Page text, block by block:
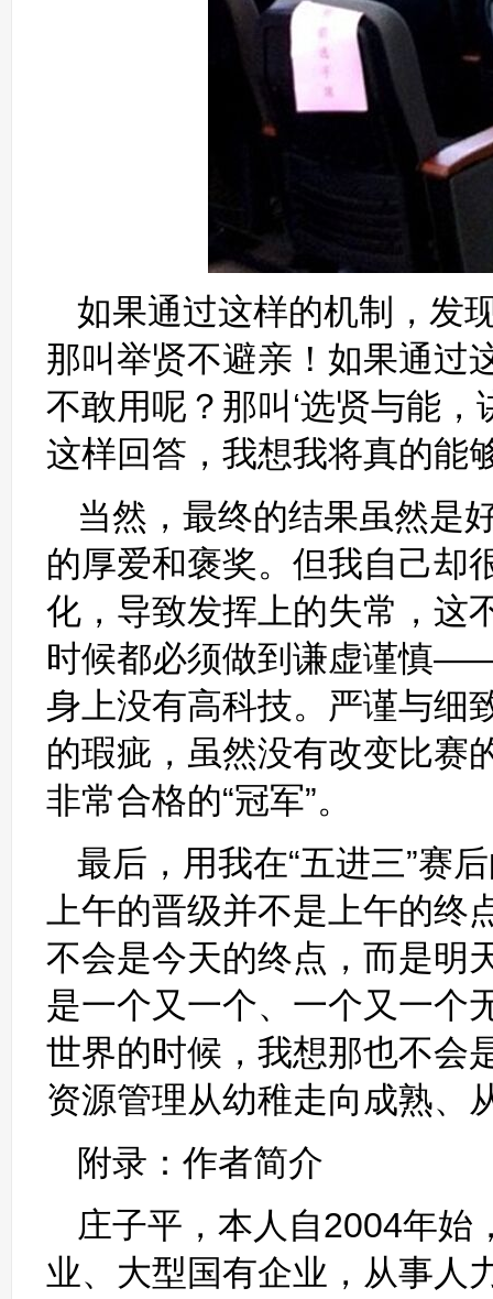
如果通过这样的机制，发
那叫举贤不避亲！如果通过
不敢用呢？那叫‘选贤与能
这样回答，我想我将真的能
当然，最终的结果虽然
的厚爱和褒奖。但我自己却
化，导致发挥上的失常，这
时候都必须做到谦虚谨慎
身上没有高科技。严谨与细
的瑕疵，虽然没有改变比赛
非常合格的“冠军”。
最后，用我在“五进三”赛
上午的晋级并不是上午的
不会是今天的终点，而是明
是一个又一个、一个又一个
世界的时候，我想那也不会
资源管理从幼稚走向成熟
附录：作者简介
庄子平，本人自2004年始
业、大型国有企业，从事人